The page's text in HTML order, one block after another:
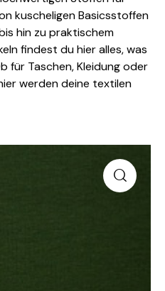
kuscheligen Basicsstoffen
hin zu praktischem
findest du hier alles, was
für Taschen, Kleidung oder
werden deine textilen